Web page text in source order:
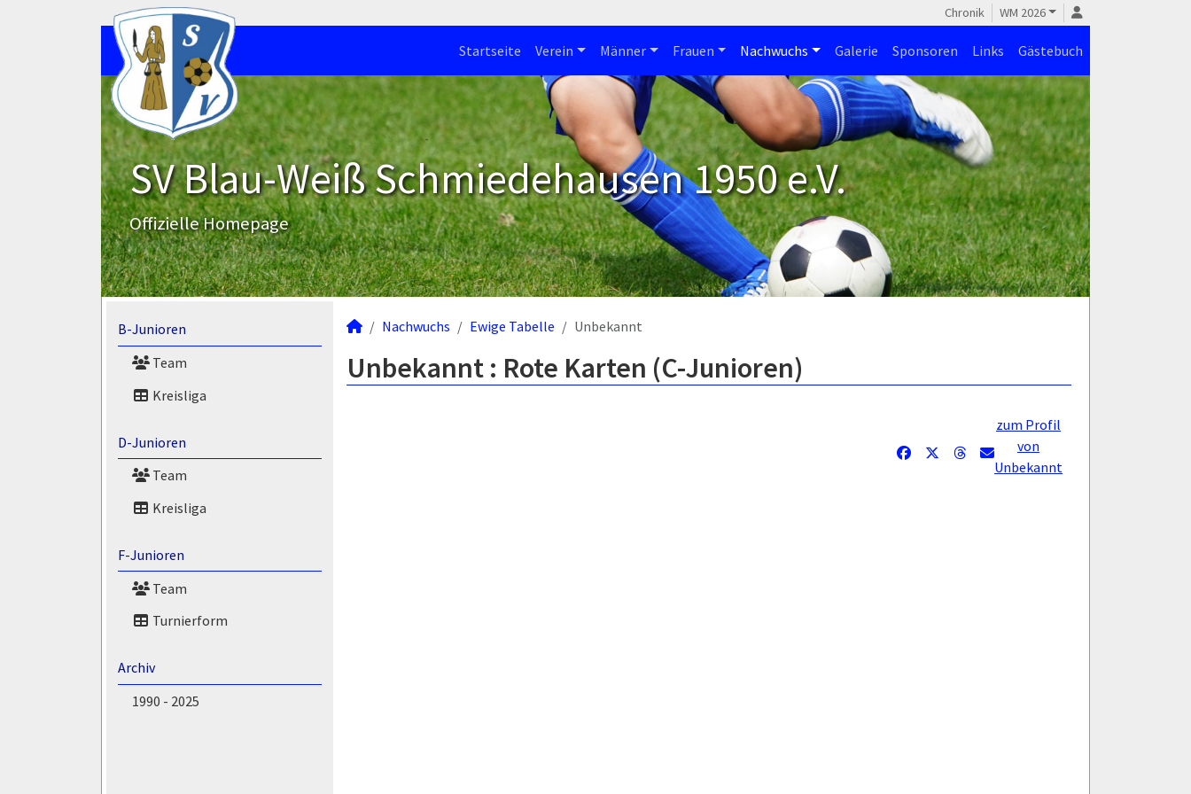
Chronik WM 2026
Startseite Verein Männer Frauen Nachwuchs Galerie Sponsoren Links Gästebuch
SV Blau-Weiß Schmiedehausen 1950 e.V.
Offizielle Homepage
B-Junioren
Team
Kreisliga
D-Junioren
Team
Kreisliga
F-Junioren
Team
Turnierform
Archiv
1990 - 2025
Nachwuchs Ewige Tabelle Unbekannt
Unbekannt : Rote Karten (C-Junioren)
zum Profil
von
Unbekannt